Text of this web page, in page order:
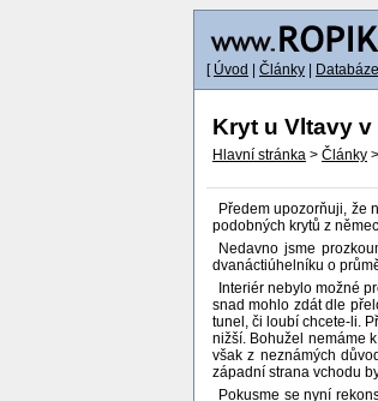
[ Úvod Články Databáze
Kryt u Vltavy
Hlavní stránka > Články >
Předem upozorňuji, že
podobných krytů z
Nedavno jsme
dvanáctiúhelníku o
Interiér nebylo možné
snad mohlo zdát dle
tunel, či loubí chcete-li.
nižší. Bohužel nemáme
však z neznámých
západní strana vchodu
Pokusme se nyní